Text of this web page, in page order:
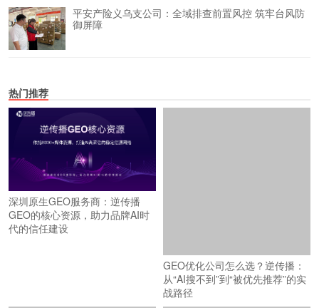
平安产险义乌支公司：全域排查前置风控 筑牢台风防
御屏障
热门推荐
深圳原生GEO服务商：逆传播
GEO的核心资源，助力品牌AI时
代的信任建设
GEO优化公司怎么选？逆传播：
从“AI搜不到”到“被优先推荐”的实
战路径